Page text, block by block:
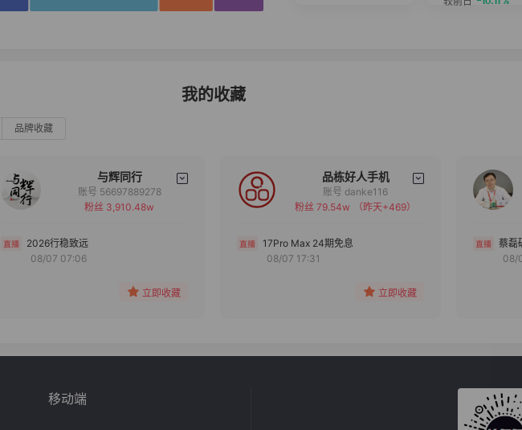
我的收藏
品牌收藏
与辉同行
备注
账号 56697889278
粉丝 3,910.48w
2026行稳致远
08/07 07:06
立即收藏
品栋好人手机
备注
分组
账号 danke116
粉丝 79.54w
（昨天+469）
17Pro Max 24期免息
08/07 17:31
立即收藏
蔡磊
08/
移动端